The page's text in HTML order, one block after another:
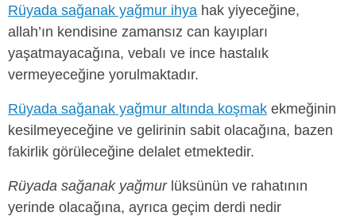
Rüyada sağanak yağmur ihya hak yiyeceğine,
allah’ın kendisine zamansız can kayıpları
yaşatmayacağına, vebalı ve ince hastalık
vermeyeceğine yorulmaktadır.
Rüyada sağanak yağmur altında koşmak ekmeğinin
kesilmeyeceğine ve gelirinin sabit olacağına, bazen
fakirlik görüleceğine delalet etmektedir.
Rüyada sağanak yağmurlüksünün ve rahatının
yerinde olacağına, ayrıca geçim derdi nedir